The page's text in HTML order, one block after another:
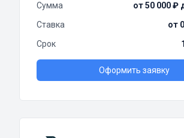
Сумма
от 50 000 ₽
Ставка
от
Срок
Оформить заявку